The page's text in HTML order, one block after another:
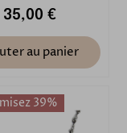
35,00 €
au panier
39%